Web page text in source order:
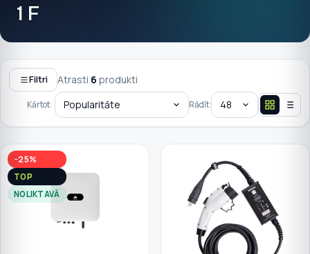
1 F
Filtri Atrasti 6 produkti
Kārtot: Rādīt:
−25%
TOP
NOLIKTAVĀ